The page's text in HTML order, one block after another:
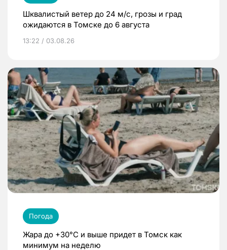
Шквалистый ветер до 24 м/с, грозы и град
ожидаются в Томске до 6 августа
13:22 / 03.08.26
Погода
Жара до +30°C и выше придет в Томск как
минимум на неделю